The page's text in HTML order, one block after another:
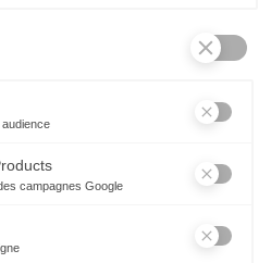
66,90 €